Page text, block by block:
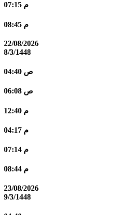
07:15 م
08:45 م
22/08/2026
8/3/1448
04:40 ص
06:08 ص
12:40 م
04:17 م
07:14 م
08:44 م
23/08/2026
9/3/1448